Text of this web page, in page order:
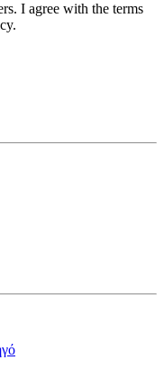
I agree with the terms